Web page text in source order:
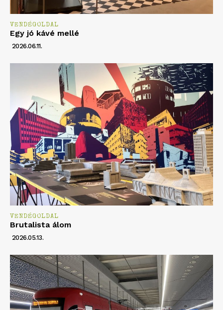
VENDÉGOLDAL
Egy jó kávé mellé
2026.06.11.
VENDÉGOLDAL
Brutalista álom
2026.05.13.